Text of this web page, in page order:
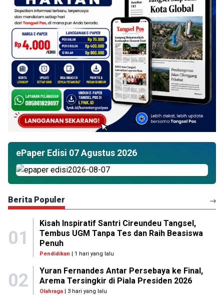
ePaper Edisi 07 Agustus 2026
Berita Populer
01
Kisah Inspiratif Santri Cireundeu Tangsel,
Tembus UGM Tanpa Tes dan Raih Beasiswa
Penuh
Pendidikan | 1 hari yang lalu
02
Yuran Fernandes Antar Persebaya ke Final,
Arema Tersingkir di Piala Presiden 2026
Olahraga| 3 hari yang lalu